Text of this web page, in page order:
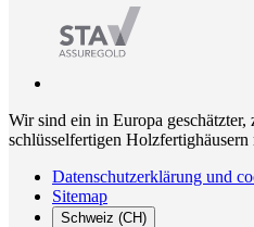
Wir sind ein in Europa
schlüsselfertigen
Datenschutzerklärung und
Sitemap
Schweiz (CH)